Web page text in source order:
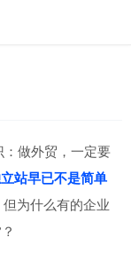
：做外贸，一定要
站早已不是简单
但为什么有的企业